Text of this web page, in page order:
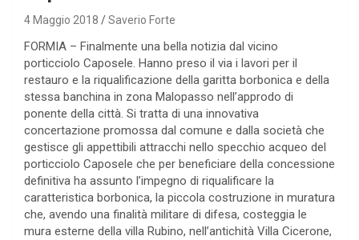
4 Maggio 2018 Saverio Forte
FORMIA – Finalmente una bella notizia dal vicino
porticciolo Caposele. Hanno preso il via i lavori per il
restauro e la riqualificazione della garitta borbonica e della
stessa banchina in zona Malopasso nell’approdo di
ponente della città. Si tratta di una innovativa
concertazione promossa dal comune e dalla società che
gestisce gli appettibili attracchi nello specchio acqueo del
porticciolo Caposele che per beneficiare della concessione
definitiva ha assunto l’impegno di riqualificare la
caratteristica borbonica, la piccola costruzione in muratura
che, avendo una finalità militare di difesa, costeggia le
mura esterne della villa Rubino, nell’antichità Villa Cicerone,